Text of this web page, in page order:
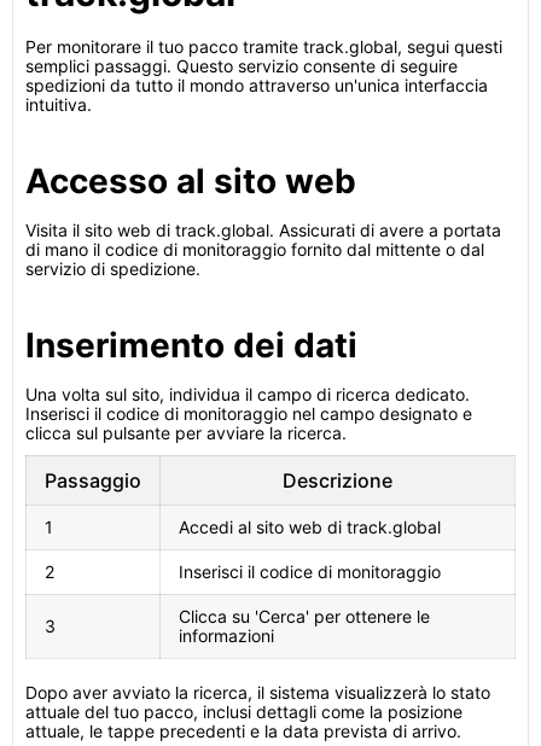
Per monitorare il tuo pacco tramite track.global, segui questi
semplici passaggi. Questo servizio consente di seguire
spedizioni da tutto il mondo attraverso un'unica interfaccia
intuitiva.
Accesso al sito web
Visita il sito web di track.global. Assicurati di avere a portata
di mano il codice di monitoraggio fornito dal mittente o dal
servizio di spedizione.
Inserimento dei dati
Una volta sul sito, individua il campo di ricerca dedicato.
Inserisci il codice di monitoraggio nel campo designato e
clicca sul pulsante per avviare la ricerca.
Passaggio Descrizione
1 Accedi al sito web di track.global
2 Inserisci il codice di monitoraggio
3
Clicca su 'Cerca' per ottenere le
informazioni
Dopo aver avviato la ricerca, il sistema visualizzerà lo stato
attuale del tuo pacco, inclusi dettagli come la posizione
attuale, le tappe precedenti e la data prevista di arrivo.